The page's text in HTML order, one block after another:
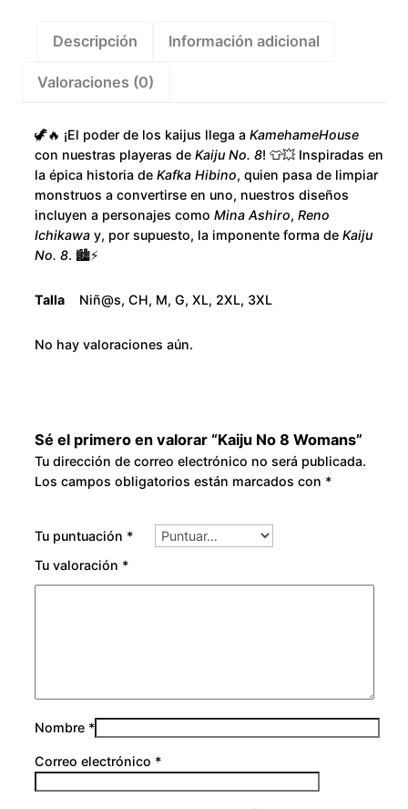
Descripción Información adicional
Valoraciones (0)
🦖🔥 ¡El poder de los kaijus llega aKamehameHouse
con nuestras playeras deKaiju No. 8! 👕💥 Inspiradas en
la épica historia deKafka Hibino, quien pasa de limpiar
monstruos a convertirse en uno, nuestros diseños
incluyen a personajes comoMina Ashiro,Reno
Ichikawa y, por supuesto, la imponente forma deKaiju
No. 8. 🏙️⚡
Talla Niñ@s, CH, M, G, XL, 2XL, 3XL
No hay valoraciones aún.
Sé el primero en valorar “Kaiju No 8 Womans”
Tu dirección de correo electrónico no será publicada.
Los campos obligatorios están marcados con *
Tu puntuación *
Tu valoración *
Nombre *
Correo electrónico *